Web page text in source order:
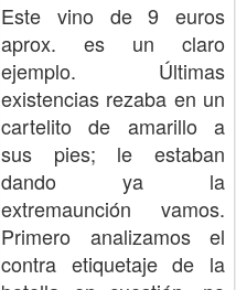
Este vino de 9 euros
aprox. es un claro
ejemplo. Últimas
existencias rezaba en un
cartelito de amarillo a
sus pies; le estaban
dando ya la
extremaunción vamos.
Primero analizamos el
contra etiquetaje de la